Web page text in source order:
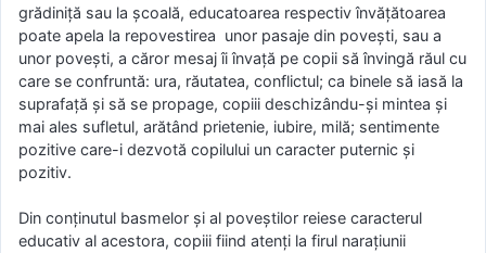
grădiniță sau la școală, educatoarea respectiv învățătoarea
poate apela la repovestirea unor pasaje din povești, sau a
unor povești, a căror mesaj îi învață pe copii să învingă răul cu
care se confruntă: ura, răutatea, conflictul; ca binele să iasă la
suprafață și să se propage, copiii deschizându-și mintea și
mai ales sufletul, arătând prietenie, iubire, milă; sentimente
pozitive care-i dezvotă copilului un caracter puternic și
pozitiv.
Din conținutul basmelor și al poveștilor reiese caracterul
educativ al acestora, copiii fiind atenți la firul narațiunii